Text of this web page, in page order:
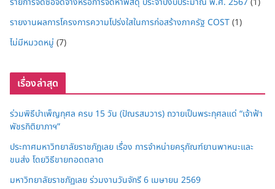
รายงานผลการโครงการความโปร่งใสในการก่อสร้างภาครัฐ COST(1)
ไม่มีหมวดหมู่ (7)
เรื่องล่าสุด
ร่วมพิธีบำเพ็ญกุศล ครบ 15 วัน (ปัณรสมวาร) ถวายเป็นพระกุศลแด่ “เจ้าฟ้า
พัชรกิติยาภาฯ”
ประกาศมหาวิทยาลัยราชภัฏเลย เรื่อง การจำหน่ายครุภัณฑ์ยานพาหนะและ
ขนส่ง โดยวิธีขายทอดตลาด
มหาวิทยาลัยราชภัฏเลย ร่วมงานวันจักรี 6 เมษายน 2569